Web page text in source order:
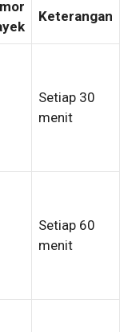
Keterangan
Setiap 30
menit
Setiap 60
menit